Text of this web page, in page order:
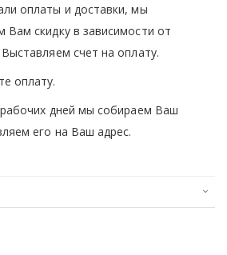
оплаты и доставки, мы
Вам скидку в зависимости от
счет на оплату.
оплату.
дней мы собираем Ваш
его на Ваш адрес.